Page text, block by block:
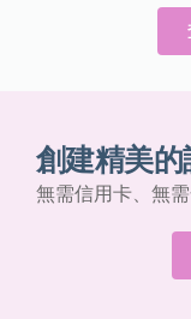
創建精美
無需信用卡、無